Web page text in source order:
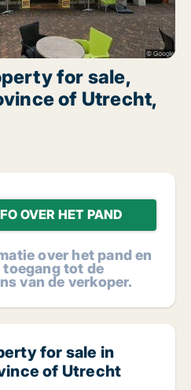
for sale,
of Utrecht,
OVER HET PAND
over het pand en
tot de
van de verkoper.
for sale in
of Utrecht